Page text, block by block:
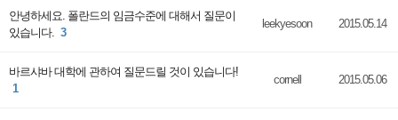
안녕하세요. 폴란드의 임금수준에 대해서 질문이
있습니다. 3
leekyesoon 2015.05.14
바르샤바 대학에 관하여 질문드릴 것이 있습니다!
1
cornell 2015.05.06